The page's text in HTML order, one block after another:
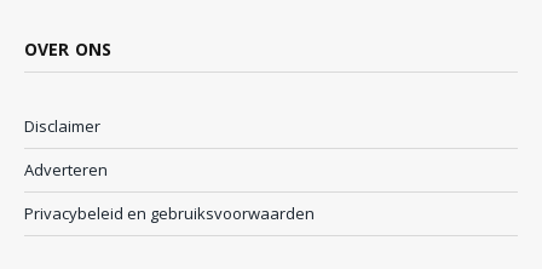
OVER ONS
Disclaimer
Adverteren
Privacybeleid en gebruiksvoorwaarden